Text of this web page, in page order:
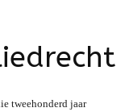
tweehonderd jaar